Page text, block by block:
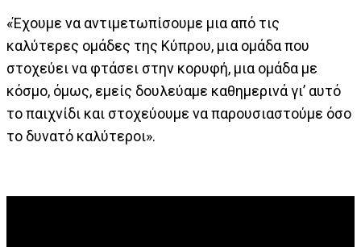
«Έχουμε να αντιμετωπίσουμε μια από τις
καλύτερες ομάδες της Κύπρου, μια ομάδα που
στοχεύει να φτάσει στην κορυφή, μια ομάδα με
κόσμο, όμως, εμείς δουλεύαμε καθημερινά γι’ αυτό
το παιχνίδι και στοχεύουμε να παρουσιαστούμε όσο
το δυνατό καλύτεροι».